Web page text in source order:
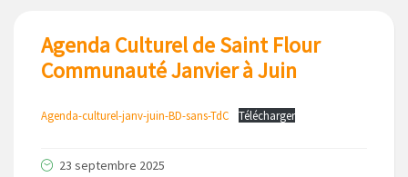
Agenda Culturel de Saint Flour
Communauté Janvier à Juin
Agenda-culturel-janv-juin-BD-sans-TdC Télécharger
23 septembre 2025